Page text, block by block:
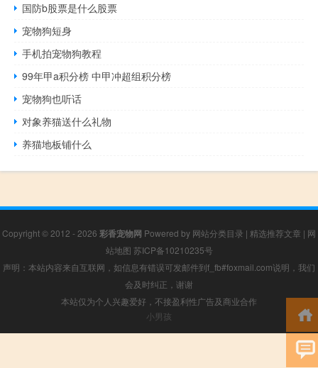
国防b股票是什么股票
宠物狗短身
手机拍宠物狗教程
99年甲a积分榜 中甲冲超组积分榜
宠物狗也听话
对象养猫送什么礼物
养猫地板铺什么
Copyright © 2012 - 2026 彩香宠物网 Powered by 网站分类目录 | 精选推荐文章 | 网
站地图 苏ICP备10210235号
声明：本站内容来自互联网，如信息有错误可发邮件到f_fb#foxmail.com说明，我们
会及时纠正，谢谢
本站仅为个人兴趣爱好，不接盈利性广告及商业合作
小男孩